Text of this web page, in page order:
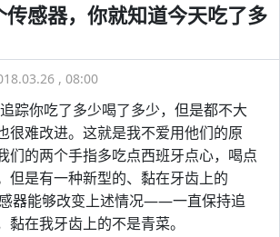
感器，你就知道今天吃了多
, 08:00
踪你吃了多少喝了多少，但是都不大
很难改进。这就是我不爱用他们的原
们的两个手指多吃点西班牙点心，喝点
但是有一种新型的、黏在牙齿上的
器能够改变上述情况——一直保持追
黏在我牙齿上的不是青菜。